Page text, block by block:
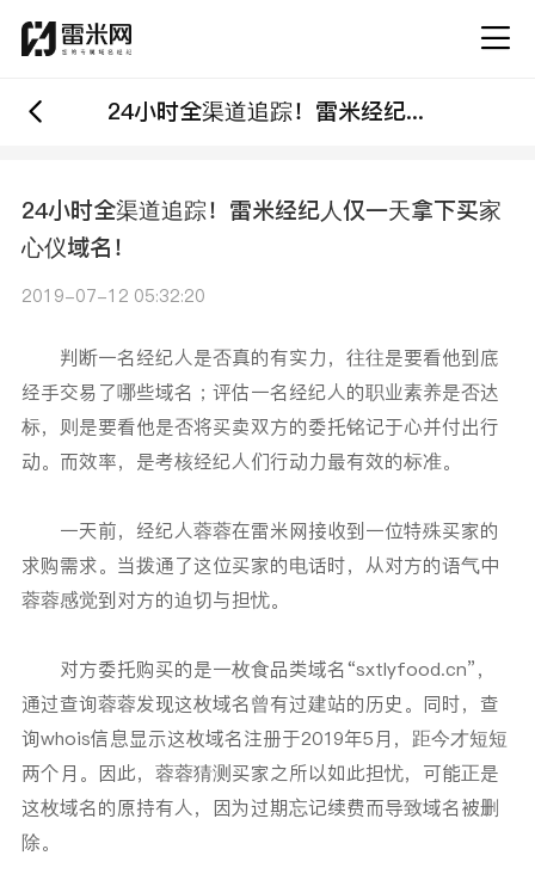
24小时全渠道追踪！雷米经纪人仅一天拿下买家心仪域名！
24小时全渠道追踪！雷米经纪人仅一天拿下买家
心仪域名！
2019-07-12 05:32:20
判断一名经纪人是否真的有实力，往往是要看他到底
经手交易了哪些域名；评估一名经纪人的职业素养是否达
标，则是要看他是否将买卖双方的委托铭记于心并付出行
动。而效率，是考核经纪人们行动力最有效的标准。
一天前，经纪人蓉蓉在雷米网接收到一位特殊买家的
求购需求。当拨通了这位买家的电话时，从对方的语气中
蓉蓉感觉到对方的迫切与担忧。
对方委托购买的是一枚食品类域名“sxtlyfood.cn”，
通过查询蓉蓉发现这枚域名曾有过建站的历史。同时，查
询whois信息显示这枚域名注册于2019年5月，距今才短短
两个月。因此，蓉蓉猜测买家之所以如此担忧，可能正是
这枚域名的原持有人，因为过期忘记续费而导致域名被删
除。